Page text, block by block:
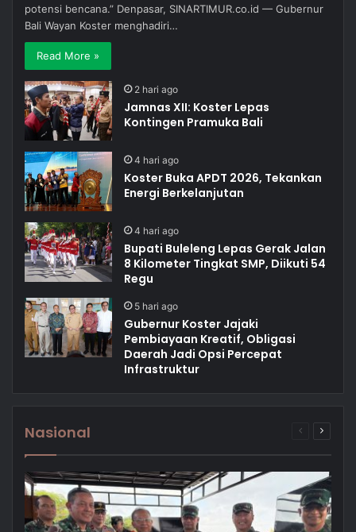
potensi bencana.” Denpasar, SINARTIMUR.co.id — Gubernur
Bali Wayan Koster menghadiri…
Read More »
2 hari ago
Jamnas XII: Koster Lepas
Kontingen Pramuka Bali
4 hari ago
Koster Buka APDT 2026, Tekankan
Energi Berkelanjutan
4 hari ago
Bupati Buleleng Lepas Gerak Jalan
8 Kilometer Tingkat SMP, Diikuti 54
Regu
5 hari ago
Gubernur Koster Jajaki
Pembiayaan Kreatif, Obligasi
Daerah Jadi Opsi Percepat
Infrastruktur
Nasional
Previous